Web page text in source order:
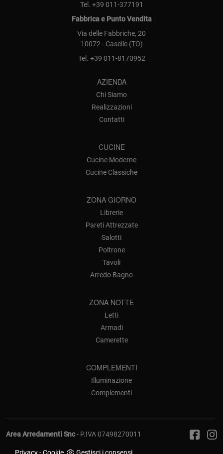
Tel. +39 011-377191
Fabbrica e Punto Vendita
Via delle Fabbriche, 20
10072 - Caselle (TO)
Tel. +39 011-8170952
AZIENDA
Chi Siamo
Realizzazioni
Contatti
CUCINE
Cucine Moderne
Cucine Classiche
ZONA GIORNO
Librerie
Pareti Attrezzate
Salotti
Poltrone
Tavoli
Arredo Bagno
ZONA NOTTE
Letti
Armadi
Camerette
COMPLEMENTI
Illuminazione
Complementi
Area Arredamenti Snc- P.IVA 07498270011